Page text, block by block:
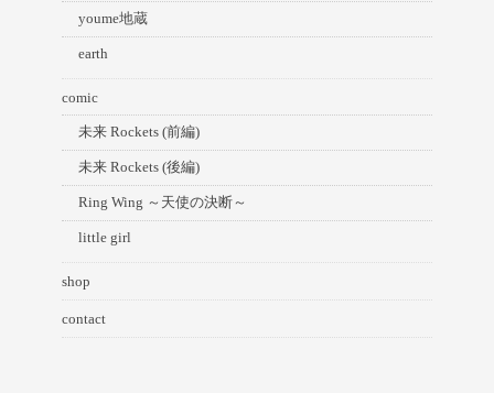
youme地蔵
earth
comic
未来 Rockets (前編)
未来 Rockets (後編)
Ring Wing ～天使の決断～
little girl
shop
contact